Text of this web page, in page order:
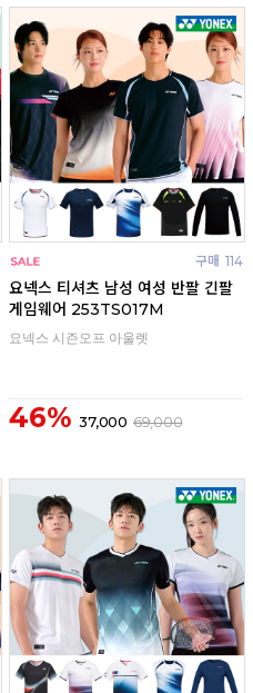
구매 114
요넥스 티셔츠 남성 여성 반팔 긴팔
게임웨어 253TS017M
요넥스 시즌오프 아울렛
46% 37,000 69,000